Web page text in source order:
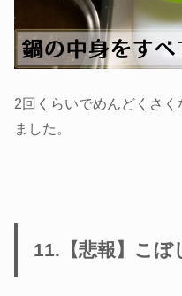
2回くらいでめんどくさ
ました。
11.【悲報】こぼ